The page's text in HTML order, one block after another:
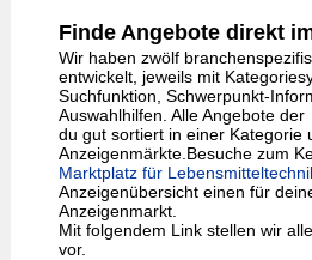
Finde Angebote direkt
Wir haben zwölf
entwickelt, jeweils mit
Suchfunktion, Schwerpunkt-
Auswahlhilfen. Alle Angebote
du gut sortiert in einer Kategorie
Anzeigenmärkte.Besuche zum
Marktplatz für
Anzeigenübersicht einen für
Anzeigenmarkt.
Mit folgendem Link stellen wir
vor.